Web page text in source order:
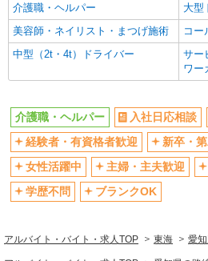
介護職・ヘルパー
大型
美容師・ネイリスト・まつげ施術
コー
中型（2t・4t）ドライバー
サー
ワー
介護職・ヘルパー 入社日応相談
経験者・有資格者歓迎
新卒・
女性活躍中
主婦・主夫歓迎
学歴不問
ブランクOK
アルバイト・バイト・求人TOP 東海 愛